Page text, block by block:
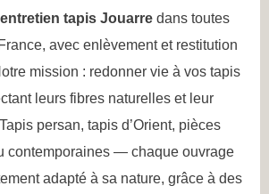
entretien tapis Jouarre dans toutes
avec enlèvement et restitution
mission : redonner vie à vos tapis
leurs fibres naturelles et leur
persan, tapis d’Orient, pièces
contemporaines — chaque ouvrage
adapté à sa nature, grâce à des